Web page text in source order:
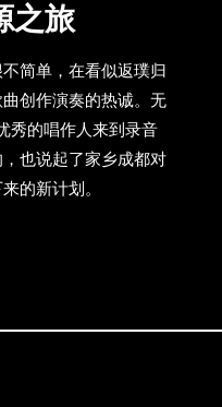
之旅
简单，在看似返璞归
创作演奏的热诚。无
秀的唱作人来到录音
也说起了家乡成都对
的新计划。